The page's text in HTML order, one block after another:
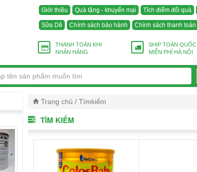
Giới thiệu Quà tặng - khuyến mại Tích điểm đổi quà
Sữa Dê Chính sách bảo hành Chính sách thanh toán
THANH TOÁN KHI
NHẬN HÀNG
SHIP TOÀN QUỐC
MIỄN PHÍ HÀ NỘI
Trang chủ / Tìmkiếm
TÌM KIẾM